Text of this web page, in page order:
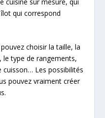
qui correspond
choisir la taille, la
type de rangements,
cuisson… Les possibilités
pouvez vraiment créer